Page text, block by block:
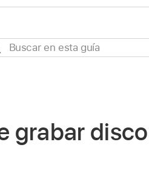
grabar